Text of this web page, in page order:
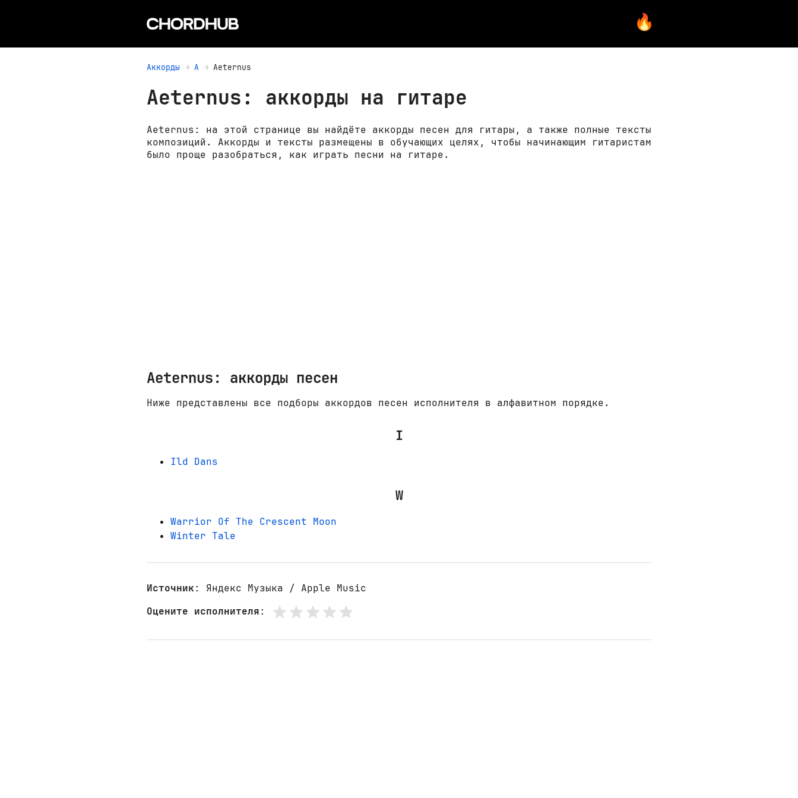
Аккорды A Aeternus
Aeternus: аккорды на гитаре
Aeternus: на этой странице вы найдёте аккорды песен для гитары, а также полные тексты
композиций. Аккорды и тексты размещены в обучающих целях, чтобы начинающим гитаристам
было проще разобраться, как играть песни на гитаре.
Aeternus: аккорды песен
Ниже представлены все подборы аккордов песен исполнителя в алфавитном порядке.
I
Ild Dans
W
Warrior Of The Crescent Moon
Winter Tale
Источник: Яндекс Музыка / Apple Music
Оцените исполнителя: